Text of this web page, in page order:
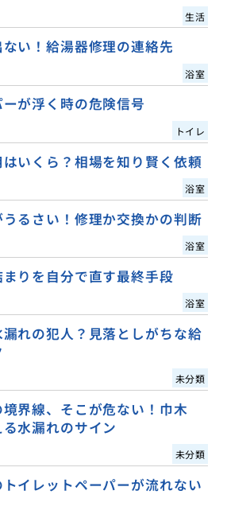
生活
い！給湯器修理の連絡先
浴室
が浮く時の危険信号
トイレ
いくら？相場を知り賢く依頼
浴室
るさい！修理か交換かの判断
浴室
りを自分で直す最終手段
浴室
れの犯人？見落としがちな給
未分類
境界線、そこが危ない！巾木
る水漏れのサイン
未分類
イレットペーパーが流れない